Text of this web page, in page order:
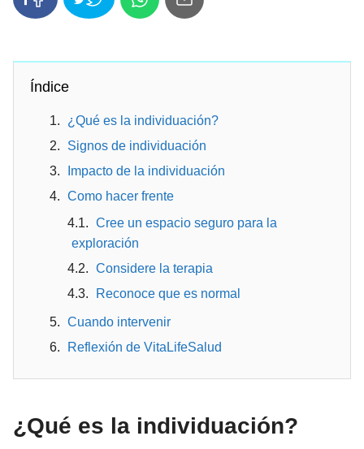
Índice
¿Qué es la individuación?
Signos de individuación
Impacto de la individuación
Como hacer frente
Cree un espacio seguro para la
exploración
Considere la terapia
Reconoce que es normal
Cuando intervenir
Reflexión de VitaLifeSalud
¿Qué es la individuación?